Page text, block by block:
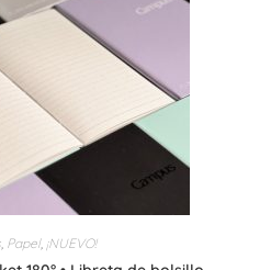
, Papel, ¡NUEVO!